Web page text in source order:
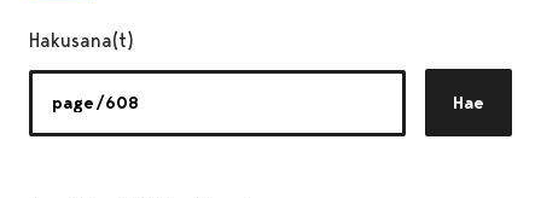
Hakusana(t)
Hae